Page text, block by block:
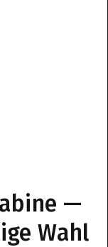
—
Wahl